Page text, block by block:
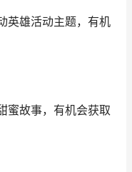
英雄活动主题，有机
蜜故事，有机会获取